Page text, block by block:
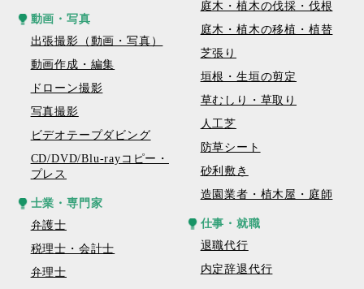
動画・写真
出張撮影（動画・写真）
動画作成・編集
ドローン撮影
写真撮影
ビデオテープダビング
CD/DVD/Blu-rayコピー・
プレス
士業・専門家
弁護士
税理士・会計士
弁理士
庭木・植木の伐採・伐根
庭木・植木の移植・植替
芝張り
垣根・生垣の剪定
草むしり・草取り
人工芝
防草シート
砂利敷き
造園業者・植木屋・庭師
仕事・就職
退職代行
内定辞退代行